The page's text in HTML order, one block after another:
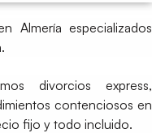
Almería especializados
divorcios express,
contenciosos en
fijo y todo incluido.